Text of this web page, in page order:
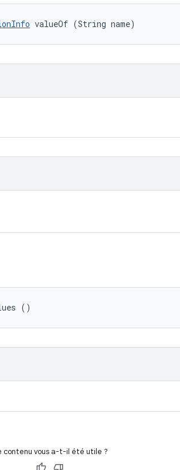
valueOf (String name)
()
contenu vous a-t-il été utile ?